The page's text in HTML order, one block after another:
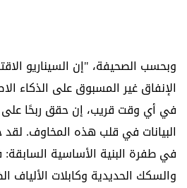
وبحسب الصحيفة، "إن السيناريو
الإنفاق غير المسبوق على الذكاء
في أي وقت قريب، إن حقق ربحًا على
البيانات في قلب هذه المخاوف. لقد
في طفرة البنية الأساسية السابقة:
والسكك الحديدية وكابلات الألياف